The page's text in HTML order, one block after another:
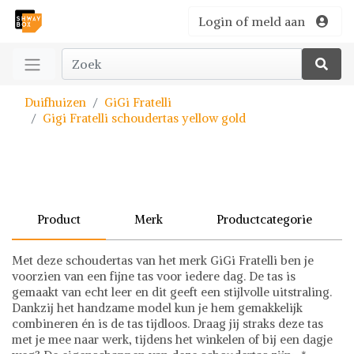
Login of meld aan
Duifhuizen
GiGi Fratelli
Gigi Fratelli schoudertas yellow gold
Product Merk Productcategorie
Met deze schoudertas van het merk GiGi Fratelli ben je
voorzien van een fijne tas voor iedere dag. De tas is
gemaakt van echt leer en dit geeft een stijlvolle uitstraling.
Dankzij het handzame model kun je hem gemakkelijk
combineren én is de tas tijdloos. Draag jij straks deze tas
met je mee naar werk, tijdens het winkelen of bij een dagje